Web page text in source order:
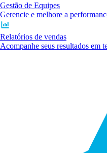
Gestão de Equipes
Gerencie e melhore a
Relatórios de vendas
Acompanhe seus resultados em